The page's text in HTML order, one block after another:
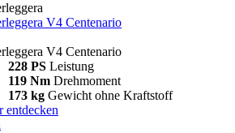
V4 Centenario
V4 Centenario
228 PS Leistung
119 Nm Drehmoment
173 kg Gewicht ohne Kraftstoff
entdecken